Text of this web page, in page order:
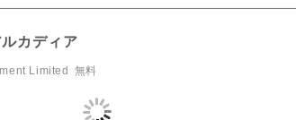
カディア
Limited 無料